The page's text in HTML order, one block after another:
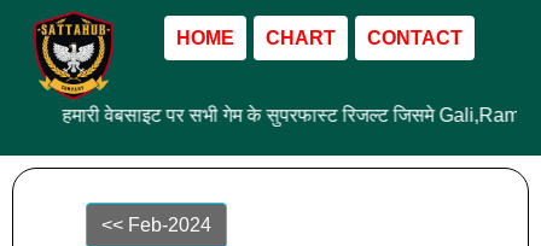
HOME CHART CONTACT
हमारी वेबसाइट पर सभी गेम के सुपरफास्ट रिजल्ट जिसमे
<< Feb-2024